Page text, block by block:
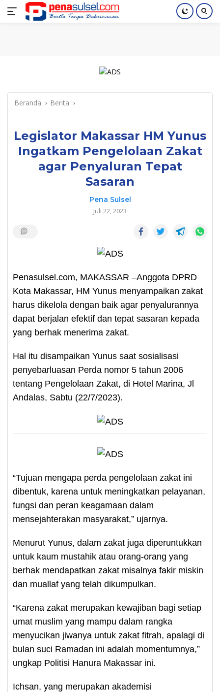
Langsung
Home Nasional Pendidikan Index
Beranda Berita
Legislator Makassar HM Yunus
Ingatkam Pengelolaan Zakat
agar Penyaluran Tepat
Sasaran
Pena Sulsel
Juli 22, 2023
Penasulsel.com, MAKASSAR –Anggota DPRD
Kota Makassar, HM Yunus menyampaikan zakat
harus dikelola dengan baik agar penyalurannya
dapat berjalan efektif dan tepat sasaran kepada
yang berhak menerima zakat.
Hal itu disampaikan Yunus saat sosialisasi
penyebarluasan Perda nomor 5 tahun 2006
tentang Pengelolaan Zakat, di Hotel Marina, Jl
Andalas, Sabtu (22/7/2023).
“Tujuan mengapa perda pengelolaan zakat ini
dibentuk, karena untuk meningkatkan pelayanan,
fungsi dan peran keagamaan dalam
mensejahterakan masyarakat,” ujarnya.
Menurut Yunus, dalam zakat juga diperuntukkan
untuk kaum mustahik atau orang-orang yang
berhak mendapatkan zakat misalnya fakir miskin
dan muallaf yang telah dikumpulkan.
“Karena zakat merupakan kewajiban bagi setiap
umat muslim yang mampu dalam rangka
menyucikan jiwanya untuk zakat fitrah, apalagi di
bulan suci Ramadan ini adalah momentumnya,”
ungkap Politisi Hanura Makassar ini.
Ichsan, yang merupakan akademisi